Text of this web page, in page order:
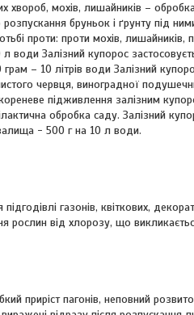
хвороб, мохів, лишайників –
бруньок і ґрунту під
проти: проти мохів,
Залізний купорос
– 10 літрів води Залізний
червця, виноградної
підживлення залізним
обробка саду. Залізний
- 500 г на 10 л води.
газонів, квіткових,
рослин від хлорозу, що
приріст пагонів, неповний